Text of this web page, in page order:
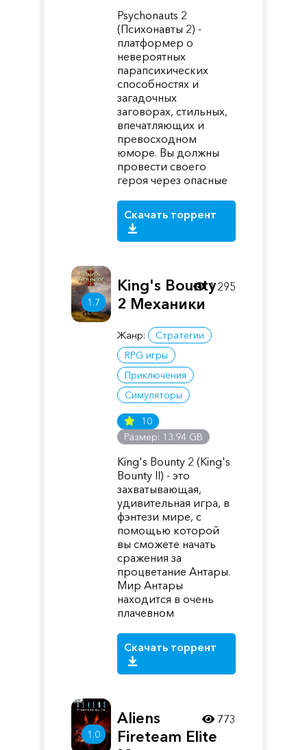
Psychonauts 2
(Психонавты 2) -
платформер о
невероятных
парапсихических
способностях и
загадочных
заговорах, стильных,
впечатляющих и
превосходном
юморе. Вы должны
провести своего
героя через опасные
Скачать торрент
1.7
King's Bounty
2 Механики
Жанр:
Стратегии
RPG игры
Приключения
Симуляторы
10
Размер: 13.94 GB
King's Bounty 2 (King's
Bounty II) - это
захватывающая,
удивительная игра, в
фэнтези мире, с
помощью которой
вы сможете начать
сражения за
процветание Антары.
Мир Антары
находится в очень
плачевном
Скачать торрент
1 295
1.0
Aliens
Fireteam Elite
773